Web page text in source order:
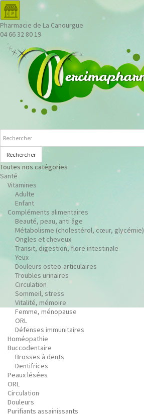
Pharmacie de La Canourgue
04 66 32 80 19
Rechercher
Toutes nos catégories
Santé
Vitamines
Adulte
Enfant
Compléments alimentaires
Beauté, peau, anti âge
Métabolisme (cholestérol, cœur, glycémie)
Ongles et cheveux
Transit, digestion, flore intestinale
Yeux
Douleurs osteo-articulaires
Troubles urinaires
Circulation
Sommeil, stress
Vitalité, mémoire
Femme, ménopause
ORL
Défenses immunitaires
Homéopathie
Buccodentaire
Brosses à dents
Dentifrices
Peaux lésées
ORL
Circulation
Douleurs
Purifiants assainissants